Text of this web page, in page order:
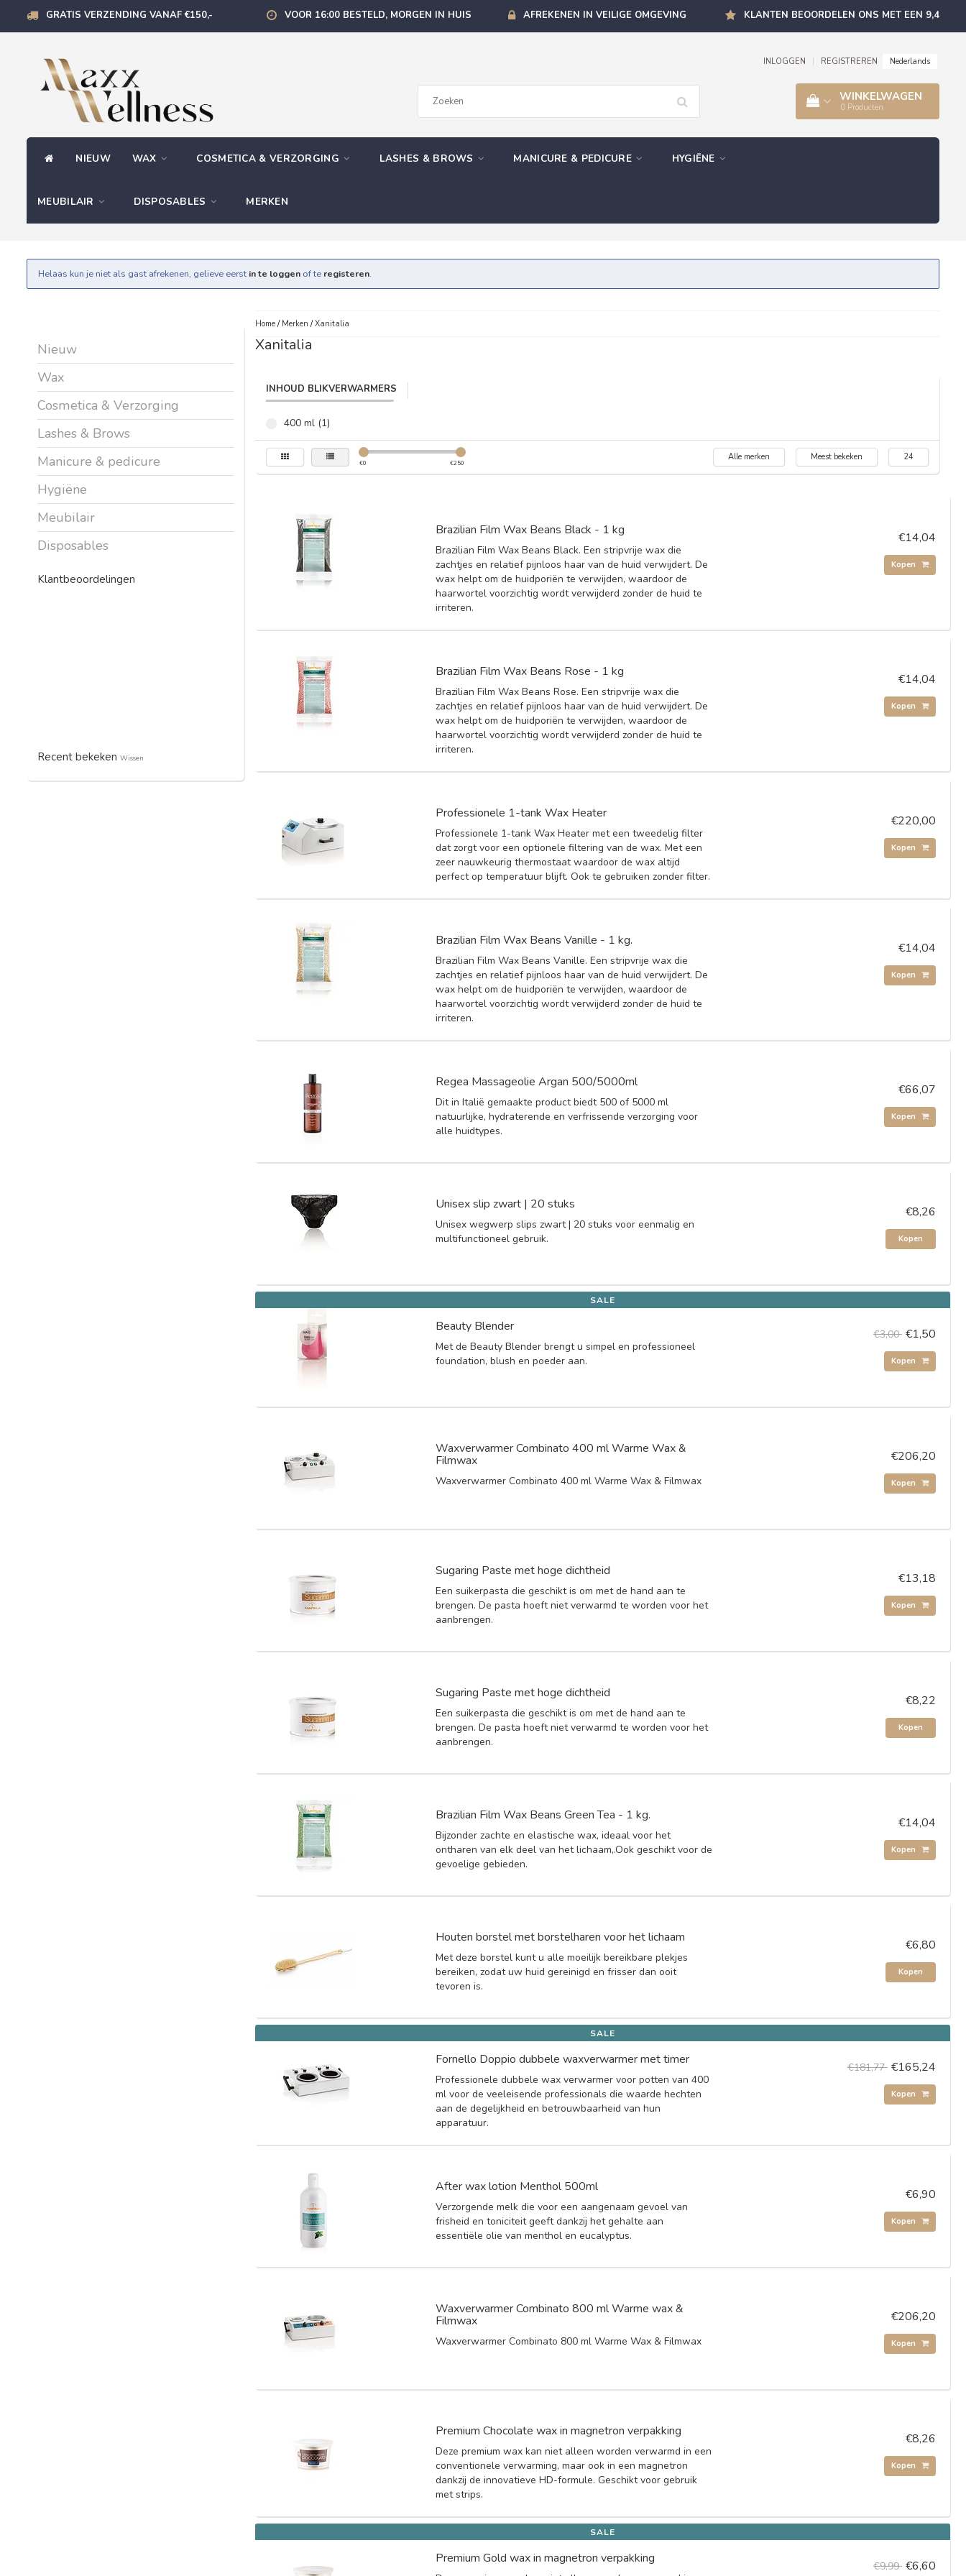
GRATIS VERZENDING VANAF €150,- VOOR 16:00 BESTELD, MORGEN IN HUIS AFREKENEN IN VEILIGE OMGEVING KLANTEN BEOORDELEN ONS MET EEN 9,4
INLOGGEN REGISTREREN Nederlands
WINKELWAGEN
0 Producten
NIEUW WAX COSMETICA & VERZORGING LASHES & BROWS MANICURE & PEDICURE HYGIËNE
MEUBILAIR DISPOSABLES MERKEN
Helaas kun je niet als gast afrekenen, gelieve eerst in te loggen of te registeren.
Nieuw
Wax
Cosmetica & Verzorging
Lashes & Brows
Manicure & pedicure
Hygiëne
Meubilair
Disposables
Klantbeoordelingen
Recent bekeken Wissen
Home/ Merken /Xanitalia
Xanitalia
INHOUD BLIKVERWARMERS
400 ml (1)
€0 €250
Alle merken Meest bekeken 24
Brazilian Film Wax Beans Black - 1 kg
Brazilian Film Wax Beans Black. Een stripvrije wax die
zachtjes en relatief pijnloos haar van de huid verwijdert. De
wax helpt om de huidporiën te verwijden, waardoor de
haarwortel voorzichtig wordt verwijderd zonder de huid te
irriteren.
€14,04
Kopen
Brazilian Film Wax Beans Rose - 1 kg
Brazilian Film Wax Beans Rose. Een stripvrije wax die
zachtjes en relatief pijnloos haar van de huid verwijdert. De
wax helpt om de huidporiën te verwijden, waardoor de
haarwortel voorzichtig wordt verwijderd zonder de huid te
irriteren.
€14,04
Kopen
Professionele 1-tank Wax Heater
Professionele 1-tank Wax Heater met een tweedelig filter
dat zorgt voor een optionele filtering van de wax. Met een
zeer nauwkeurig thermostaat waardoor de wax altijd
perfect op temperatuur blijft. Ook te gebruiken zonder filter.
€220,00
Kopen
Brazilian Film Wax Beans Vanille - 1 kg.
Brazilian Film Wax Beans Vanille. Een stripvrije wax die
zachtjes en relatief pijnloos haar van de huid verwijdert. De
wax helpt om de huidporiën te verwijden, waardoor de
haarwortel voorzichtig wordt verwijderd zonder de huid te
irriteren.
€14,04
Kopen
Regea Massageolie Argan 500/5000ml
Dit in Italië gemaakte product biedt 500 of 5000 ml
natuurlijke, hydraterende en verfrissende verzorging voor
alle huidtypes.
€66,07
Kopen
Unisex slip zwart | 20 stuks
Unisex wegwerp slips zwart | 20 stuks voor eenmalig en
multifunctioneel gebruik.
€8,26
Kopen
SALE
Beauty Blender
Met de Beauty Blender brengt u simpel en professioneel
foundation, blush en poeder aan.
€3,00 €1,50
Kopen
Waxverwarmer Combinato 400 ml Warme Wax &
Filmwax
Waxverwarmer Combinato 400 ml Warme Wax & Filmwax
€206,20
Kopen
Sugaring Paste met hoge dichtheid
Een suikerpasta die geschikt is om met de hand aan te
brengen. De pasta hoeft niet verwarmd te worden voor het
aanbrengen.
€13,18
Kopen
Sugaring Paste met hoge dichtheid
Een suikerpasta die geschikt is om met de hand aan te
brengen. De pasta hoeft niet verwarmd te worden voor het
aanbrengen.
€8,22
Kopen
Brazilian Film Wax Beans Green Tea - 1 kg.
Bijzonder zachte en elastische wax, ideaal voor het
ontharen van elk deel van het lichaam,.Ook geschikt voor de
gevoelige gebieden.
€14,04
Kopen
Houten borstel met borstelharen voor het lichaam
Met deze borstel kunt u alle moeilijk bereikbare plekjes
bereiken, zodat uw huid gereinigd en frisser dan ooit
tevoren is.
€6,80
Kopen
SALE
Fornello Doppio dubbele waxverwarmer met timer
Professionele dubbele wax verwarmer voor potten van 400
ml voor de veeleisende professionals die waarde hechten
aan de degelijkheid en betrouwbaarheid van hun
apparatuur.
€181,77 €165,24
Kopen
After wax lotion Menthol 500ml
Verzorgende melk die voor een aangenaam gevoel van
frisheid en toniciteit geeft dankzij het gehalte aan
essentiële olie van menthol en eucalyptus.
€6,90
Kopen
Waxverwarmer Combinato 800 ml Warme wax &
Filmwax
Waxverwarmer Combinato 800 ml Warme Wax & Filmwax
€206,20
Kopen
Premium Chocolate wax in magnetron verpakking
Deze premium wax kan niet alleen worden verwarmd in een
conventionele verwarming, maar ook in een magnetron
dankzij de innovatieve HD-formule. Geschikt voor gebruik
met strips.
€8,26
Kopen
SALE
Premium Gold wax in magnetron verpakking
€9,99 €6,60